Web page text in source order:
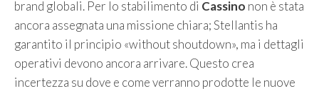
brand globali. Per lo stabilimento di Cassino non è stata
ancora assegnata una missione chiara; Stellantis ha
garantito il principio «without shoutdown», ma i dettagli
operativi devono ancora arrivare. Questo crea
incertezza su dove e come verranno prodotte le nuove